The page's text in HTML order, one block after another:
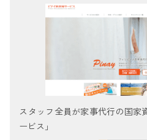
スタッフ全員が家事代行の国家
ービス」